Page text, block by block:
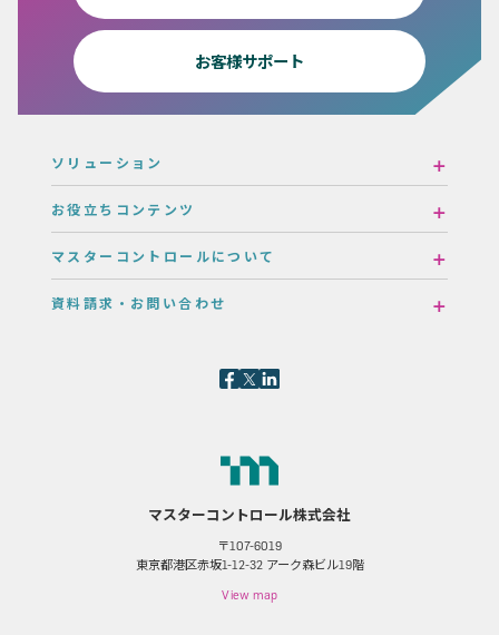
お客様サポート
ソリューション
お役立ちコンテンツ
マスターコントロールについて
資料請求・お問い合わせ
マスターコントロール株式会社
〒107-6019
東京都港区赤坂1-12-32 アーク森ビル19階
View map